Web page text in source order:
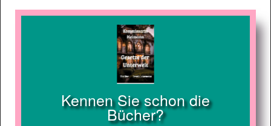
Kennen Sie schon die
Bücher?